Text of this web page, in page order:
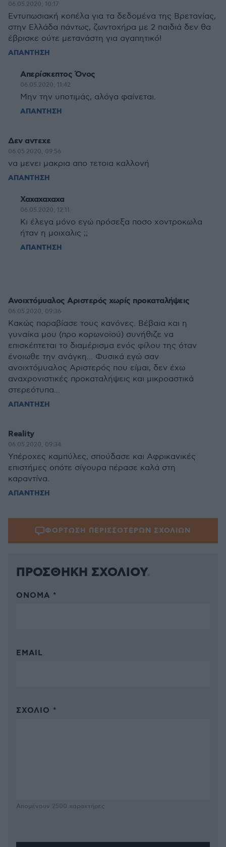
06.05.2020, 10:17
Εντυπωσιακή κοπέλα για τα δεδομένα της Βρετανίας,
στην Ελλάδα πάντως, ζωντοχήρα με 2 παιδιά δεν θα
έβρισκε ούτε μετανάστη για αγαπητικό!
ΑΠΑΝΤΗΣΗ
Απερίσκεπτος Όνος
06.05.2020, 11:42
Μην την υποτιμάς, αλόγα φαίνεται.
ΑΠΑΝΤΗΣΗ
Δεν αντεχε
06.05.2020, 09:56
να μενει μακρια απο τετοια καλλονή
ΑΠΑΝΤΗΣΗ
Χαχαχαχαχα
06.05.2020, 12:11
Κι έλεγα μόνο εγώ πρόσεξα ποσο χοντροκωλα
ήταν η μοιχαλις ;;
ΑΠΑΝΤΗΣΗ
Ανοιχτόμυαλος Αριστερός χωρίς προκαταλήψεις
06.05.2020, 09:36
Κακώς παραβίασε τους κανόνες. Βέβαια και η
γυναίκα μου (προ κορωνοϊού) συνήθιζε να
επισκέπτεται το διαμέρισμα ενός φίλου της όταν
ένοιωθε την ανάγκη... Φυσικά εγώ σαν
ανοιχτόμυαλος Αριστερός που είμαι, δεν έχω
αναχρονιστικές προκαταλήψεις και μικροαστικά
στερεότυπα...
ΑΠΑΝΤΗΣΗ
Reality
06.05.2020, 09:34
Υπέροχες καμπύλες, σπούδασε και Αφρικανικές
επιστήμες οπότε σίγουρα πέρασε καλά στη
καραντίνα.
ΑΠΑΝΤΗΣΗ
ΦΟΡΤΩΣΗ ΠΕΡΙΣΣΟΤΕΡΩΝ ΣΧΟΛΙΩΝ
ΠΡΟΣΘΗΚΗ ΣΧΟΛΙΟΥ
ΌΝΟΜΑ *
EMAIL
ΣΧΌΛΙΟ *
Απομένουν 2500 χαρακτήρες